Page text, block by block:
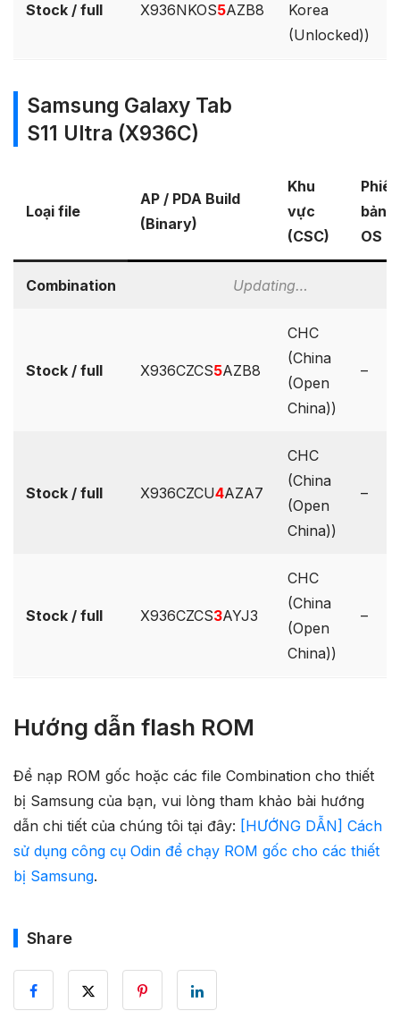
Stock / full X936NKOS5AZB8
Korea
(Unlocked))
Samsung Galaxy Tab
S11 Ultra (X936C)
Loại file
AP / PDA Build
(Binary)
Khu
vực
(CSC)
Phiên
bản
OS
Combination Updating…
Stock / full X936CZCS5AZB8
CHC
(China
(Open
China))
–
Stock / full X936CZCU4AZA7
CHC
(China
(Open
China))
–
Stock / full X936CZCS3AYJ3
CHC
(China
(Open
China))
–
Hướng dẫn flash ROM
Để nạp ROM gốc hoặc các file Combination cho thiết
bị Samsung của bạn, vui lòng tham khảo bài hướng
dẫn chi tiết của chúng tôi tại đây: [HƯỚNG DẪN] Cách
sử dụng công cụ Odin để chạy ROM gốc cho các thiết
bị Samsung.
Share